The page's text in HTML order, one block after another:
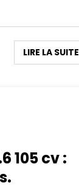
LIRE LA SUITE
105 cv :